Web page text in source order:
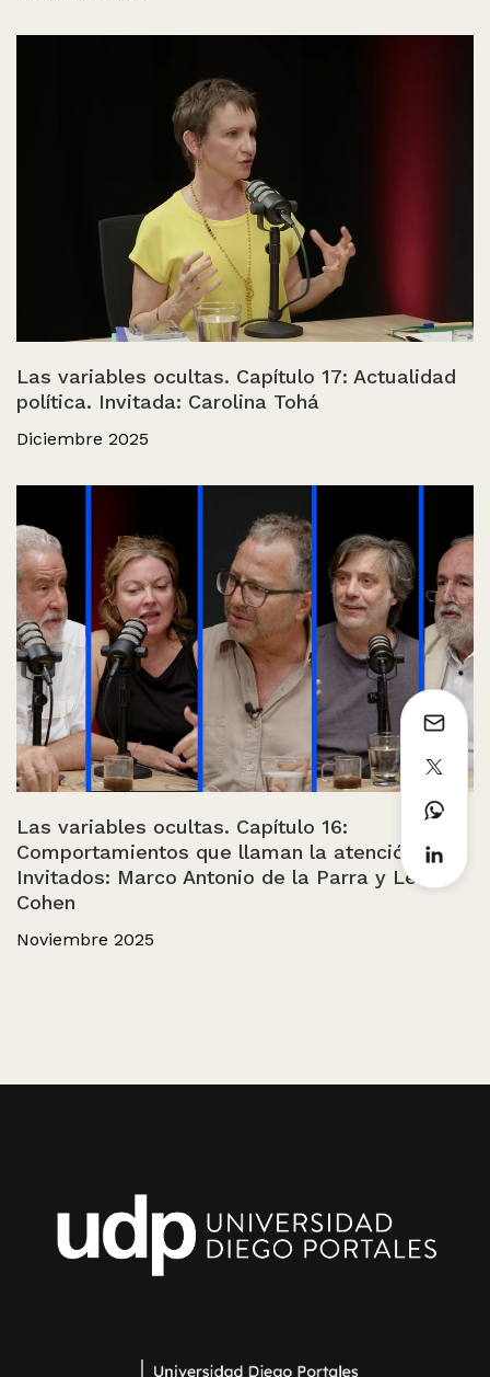
Las variables ocultas. Capítulo 17: Actualidad
política. Invitada: Carolina Tohá
Diciembre 2025
Las variables ocultas. Capítulo 16:
Comportamientos que llaman la atención.
Invitados: Marco Antonio de la Parra y León
Cohen
Noviembre 2025